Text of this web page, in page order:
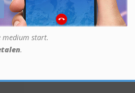
medium start.
.